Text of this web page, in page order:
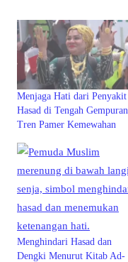
Menjaga Hati dari Penyakit
Hasad di Tengah Gempuran
Tren Pamer Kemewahan
Menghindari Hasad dan
Dengki Menurut Kitab Ad-